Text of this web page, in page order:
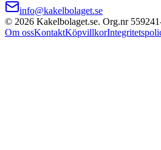
info@kakelbolaget.se
© 2026 Kakelbolaget.se. Org.nr 559241
Om ossKontaktKöpvillkor